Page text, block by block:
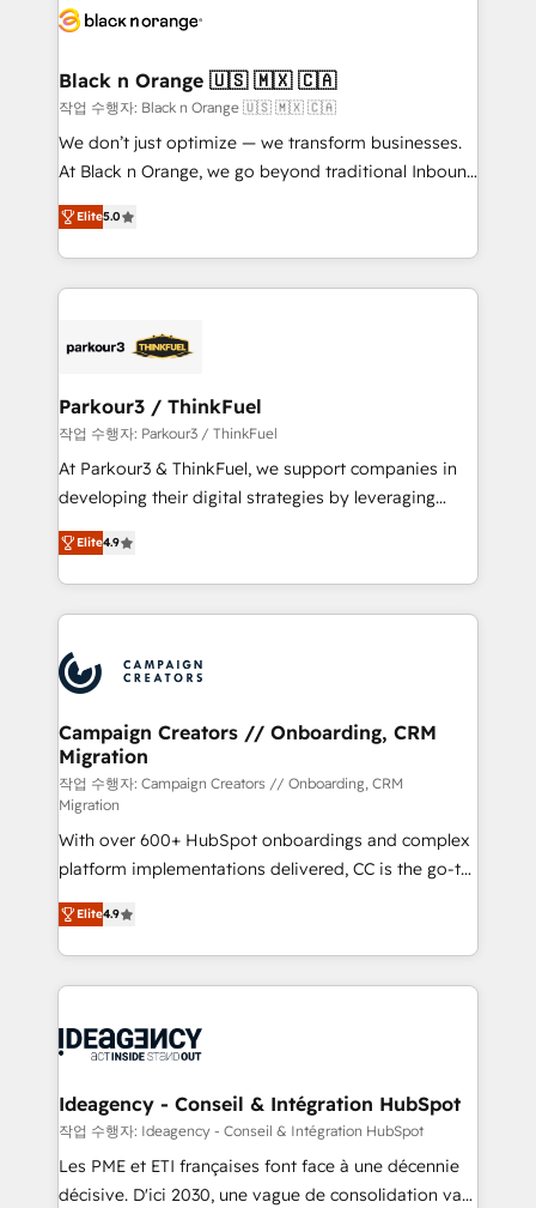
Randstad, Uber Freight, and HubSpot itself. We have
partner and expertise across operational strategy,
business-first process building, system integration,
custom development, and extensibility. When you
work with Aptitude 8, you get a team – not an
development, and project management. We have
100% US-based, FTE team members. We offer
migrations from other platforms, systems
integration, extensibility, custom development, and
Black n Orange 🇺🇸 🇲🇽 🇨🇦
작업 수행자: Black n Orange 🇺🇸 🇲🇽 🇨🇦
We don’t just optimize — we transform businesses.
At Black n Orange, we go beyond traditional Inbound
Marketing with our exclusive methodologies:
BOOMS and BOOST. Together, they form a powerful
combination that has driven success for over 800
businesses worldwide. As Elite HubSpot Partners, we
strategies that integrate data-driven marketing,
companies scale faster and smarter. 🔹 BOOMS:
Demand generation for all your buyers With BOOMS,
you invest in 100% of your buyers, accelerating your
growth and positioning yourself as an undisputed
transformation process A methodology designed to
implement HubSpot effectively and optimize your
record of business transformation, our growth-first
approach has helped brands dominate their
Elite5.0
Parkour3 / ThinkFuel
작업 수행자: Parkour3 / ThinkFuel
At Parkour3 & ThinkFuel, we support companies in
developing their digital strategies by leveraging
technologies and automating their marketing and
sales processes to generate growth. Our offer spans
from Strategy to Operations. We specialize in CRM
onboarding and implementation, web design, sales
extensive experience working with tech companies
and manufacturers since 2002, we are committed to
empowering our clients and developing their
autonomy. Get to grips with HubSpot through
guided implementation and seamless integration of
the CRM platform into your digital ecosystem. Would
you like support in deploying your inbound
marketing strategy? We'll provide support tailored
to your needs and sales objectives. With 125+
certifications, we are part of the most certified
Canadian agencies, and we both hold Onboarding
Accreditations. Based in Canada (coast to coast), our
Elite4.9
Campaign Creators // Onboarding, CRM
Migration
작업 수행자: Campaign Creators // Onboarding, CRM
Migration
With over 600+ HubSpot onboardings and complex
platform implementations delivered, CC is the go-to
Elite Solutions Partner for businesses ready to
migrate, replatform, and scale smarter. We specialize
in high-impact CRM and CMS migrations and
onboarding from platforms like Salesforce, NetSuite,
WordPress and legacy CRMs, turning fragmented
architectures that accelerate revenue operations and
performance. - Multi-object CRM migration, cleanup,
and implementation. - Pre-built and custom
integrations across your full tech stack. - Custom
Elite4.9
Ideagency - Conseil & Intégration HubSpot
작업 수행자: Ideagency - Conseil & Intégration HubSpot
Les PME et ETI françaises font face à une décennie
décisive. D'ici 2030, une vague de consolidation va